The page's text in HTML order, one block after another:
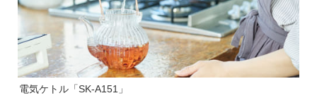
電気ケトル「SK-A151」